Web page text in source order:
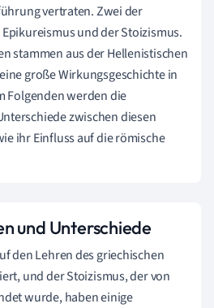
vertraten. Zwei der
und der Stoizismus.
stammen aus der Hellenistischen
große Wirkungsgeschichte in
Folgenden werden die
zwischen diesen
ihr Einfluss auf die römische
und Unterschiede
den Lehren des griechischen
und der Stoizismus, der von
wurde, haben einige